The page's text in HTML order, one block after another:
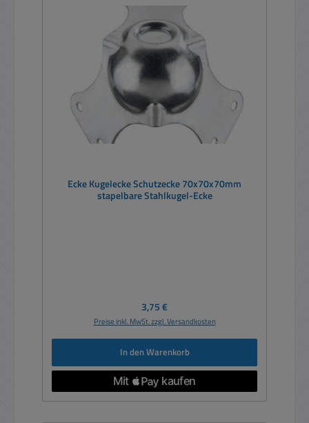
Ecke Kugelecke Schutzecke 70x70x70mm
stapelbare Stahlkugel-Ecke
Regulärer Preis:
3,75 €
Preise inkl. MwSt. zzgl. Versandkosten
In den Warenkorb